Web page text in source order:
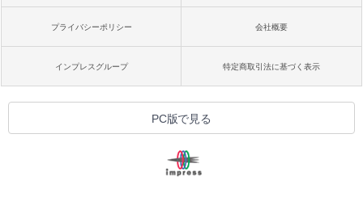
プライバシーポリシー 会社概要
インプレスグループ 特定商取引法に基づく表示
PC版で見る